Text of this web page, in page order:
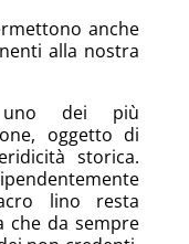
anche
alla nostra
uno dei più
oggetto di
storica.
lino resta
che da sempre